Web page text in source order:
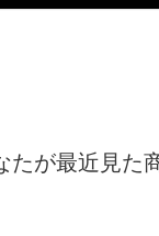
たが最近見た